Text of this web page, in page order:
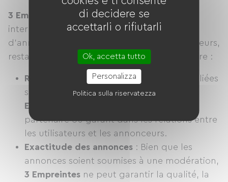
3 Empreintes
agit également comme un
intermédiaire technique pour la publication
d’annonces proposées par des tiers (hébergeurs,
restaurateurs, loueurs de vélos, etc.). À ce titre :
Rôle d’intermédiaire: Les annonces publiées
sur le site sont fournies par des tiers.
Empreintes
partenaire ou garant dans les relations entre
les utilisateurs et les annonceurs.
Exactitude des annonces : Bien que les
annonces soient soumises à une modération,
3 Empreintes ne peut garantir la qualité, la
di decidere se
accettarli o rifiutarli
Ok, accetta tutto
Personalizza
Politica sulla riservatezza